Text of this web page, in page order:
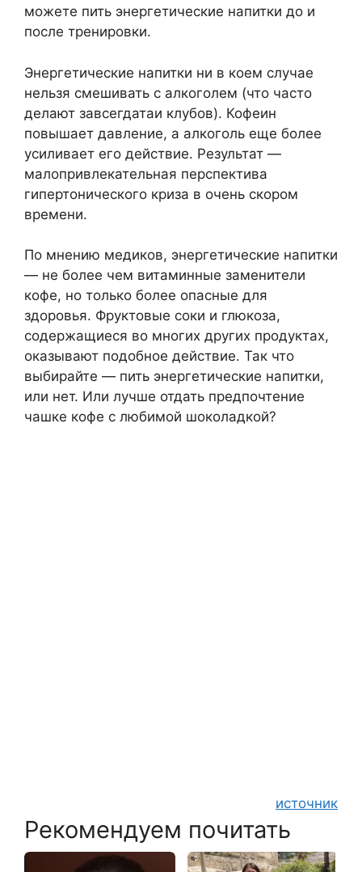
можете пить энергетические напитки до и
после тренировки.
Энергетические напитки ни в коем случае
нельзя смешивать с алкоголем (что часто
делают завсегдатаи клубов). Кофеин
повышает давление, а алкоголь еще более
усиливает его действие. Результат —
малопривлекательная перспектива
гипертонического криза в очень скором
времени.
По мнению медиков, энергетические напитки
— не более чем витаминные заменители
кофе, но только более опасные для
здоровья. Фруктовые соки и глюкоза,
содержащиеся во многих других продуктах,
оказывают подобное действие. Так что
выбирайте — пить энергетические напитки,
или нет. Или лучше отдать предпочтение
чашке кофе с любимой шоколадкой?
источник
Рекомендуем почитать